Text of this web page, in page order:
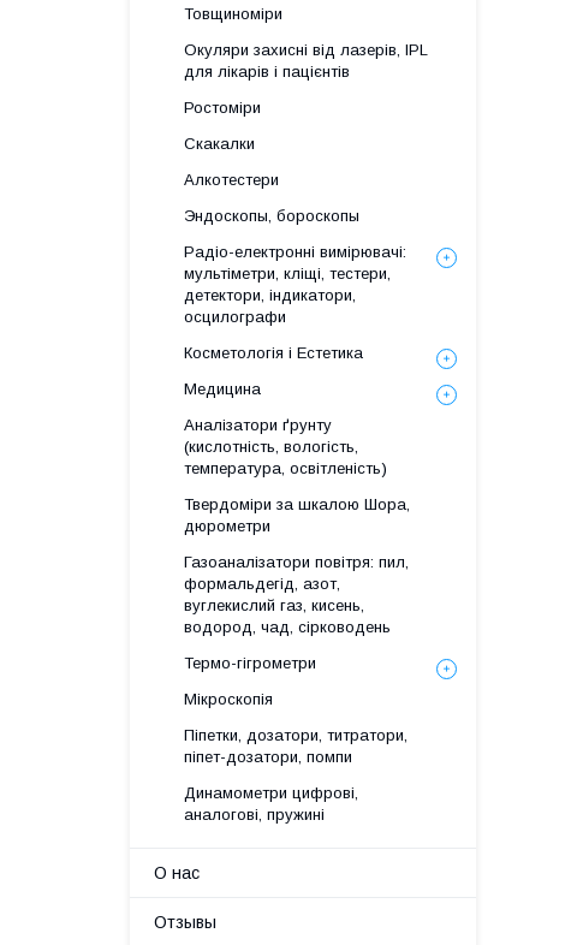
Товщиноміри
Окуляри захисні від лазерів, IPL
для лікарів і пацієнтів
Ростоміри
Скакалки
Алкотестери
Эндоскопы, бороскопы
Радіо-електронні вимірювачі:
мультіметри, кліщі, тестери,
детектори, індикатори,
осцилографи
Косметологія і Естетика
Медицина
Аналізатори ґрунту
(кислотність, вологість,
температура, освітленість)
Твердоміри за шкалою Шора,
дюрометри
Газоаналізатори повітря: пил,
формальдегід, азот,
вуглекислий газ, кисень,
водород, чад, сірководень
Термо-гігрометри
Мікроскопія
Піпетки, дозатори, титратори,
піпет-дозатори, помпи
Динамометри цифрові,
аналогові, пружині
О нас
Отзывы